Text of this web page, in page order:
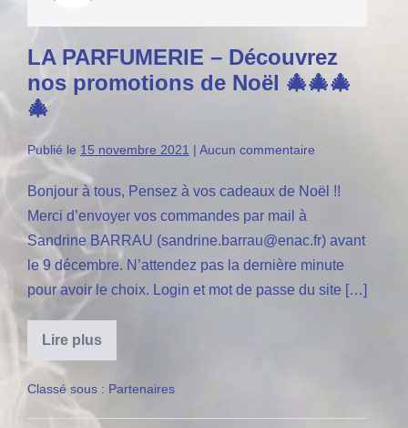
LA PARFUMERIE – Découvrez
nos promotions de Noël 🎄🎄🎄
🎄
Publié le 15 novembre 2021 | Aucun commentaire
Bonjour à tous, Pensez à vos cadeaux de Noël !!
Merci d’envoyer vos commandes par mail à
Sandrine BARRAU (sandrine.barrau@enac.fr) avant
le 9 décembre. N’attendez pas la dernière minute
pour avoir le choix. Login et mot de passe du site […]
Lire plus
LA
PARFUMERIE
Découvrez
nos
promotions
Classé sous : Partenaires